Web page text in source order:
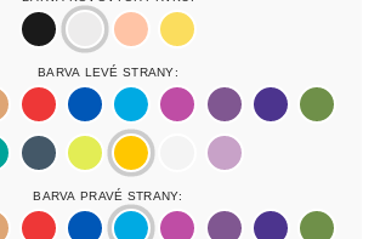
black
silver rosegoldgold
Barva Levé Strany:
lightbrown
red blue lightbluelightpurplepurpur purple olive
pastelgreen
petrol neonyellow
yellow white lilac
Barva Pravé Strany:
lightbrown
red blue lightbluelightpurplepurpur purple olive